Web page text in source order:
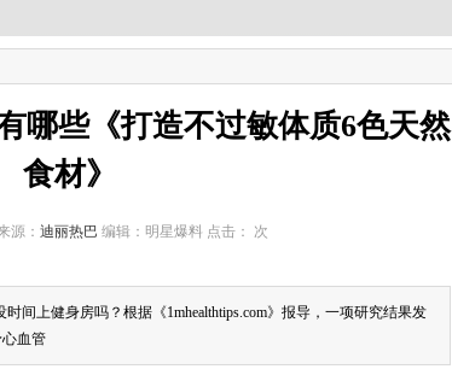
哪些《打造不过敏体质6色天然
食材》
源： 迪丽热巴 编辑：明星爆料 点击：
次
间上健身房吗？根据《1mhealthtips.com》报导，一项研究结果发
血管